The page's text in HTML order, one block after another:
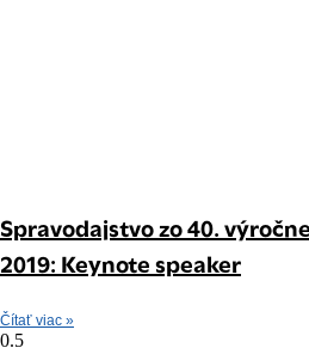
Spravodajstvo zo 40.
2019: Keynote speaker
Čítať viac »